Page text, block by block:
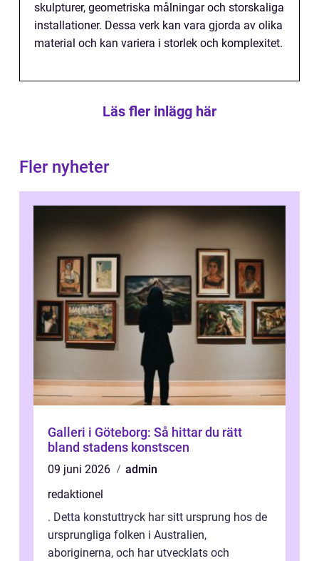
skulpturer, geometriska målningar och storskaliga
installationer. Dessa verk kan vara gjorda av olika
material och kan variera i storlek och komplexitet.
Läs fler inlägg här
Fler nyheter
Galleri i Göteborg: Så hittar du rätt
bland stadens konstscen
09 juni 2026
admin
redaktionel
. Detta konstuttryck har sitt ursprung hos de
ursprungliga folken i Australien,
aboriginerna, och har utvecklats och